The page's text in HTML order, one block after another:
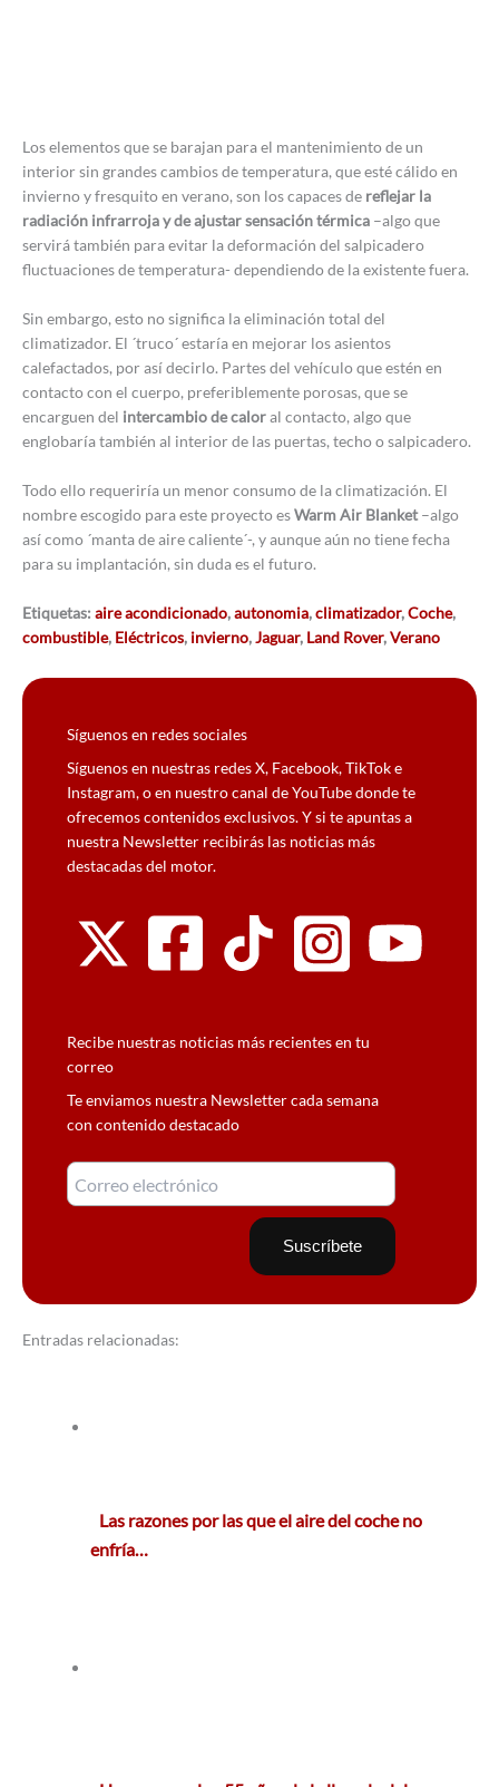
Los elementos que se barajan para el mantenimiento de un
interior sin grandes cambios de temperatura, que esté cálido en
invierno y fresquito en verano, son los capaces de reflejar la
radiación infrarroja y de ajustar sensación térmica –algo que
servirá también para evitar la deformación del salpicadero
fluctuaciones de temperatura- dependiendo de la existente fuera.
Sin embargo, esto no significa la eliminación total del
climatizador. El ´truco´ estaría en mejorar los asientos
calefactados, por así decirlo. Partes del vehículo que estén en
contacto con el cuerpo, preferiblemente porosas, que se
encarguen del intercambio de caloral contacto, algo que
englobaría también al interior de las puertas, techo o salpicadero.
Todo ello requeriría un menor consumo de la climatización. El
nombre escogido para este proyecto esWarm Air Blanket–algo
así como ´manta de aire caliente´-, y aunque aún no tiene fecha
para su implantación, sin duda es el futuro.
Etiquetas: aire acondicionado,autonomia,climatizador,Coche,
combustible, Eléctricos, invierno,Jaguar, Land Rover,Verano
Síguenos en redes sociales
Síguenos en nuestras redes X, Facebook, TikTok e
Instagram, o en nuestro canal de YouTube donde te
ofrecemos contenidos exclusivos. Y si te apuntas a
nuestra Newsletter recibirás las noticias más
destacadas del motor.
Recibe nuestras noticias más recientes en tu
correo
Te enviamos nuestra Newsletter cada semana
con contenido destacado
Entradas relacionadas:
Las razones por las que el aire del coche no
enfría…